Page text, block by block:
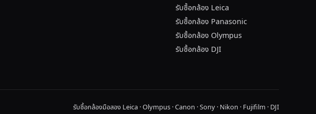
รับซื้อกล้อง Leica
รับซื้อกล้อง Panasonic
รับซื้อกล้อง Olympus
รับซื้อกล้อง DJI
รับซื้อกล้องมือสอง Leica · Olympus · Canon · Sony · Nikon · Fujifilm · DJI